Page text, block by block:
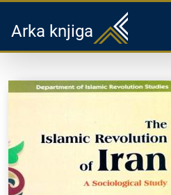
Arka knjiga